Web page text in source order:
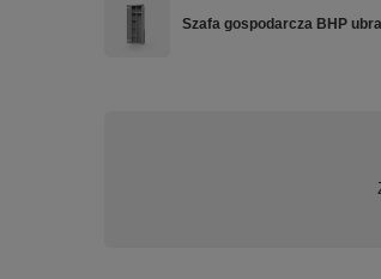
Szafa gospodarcza BHP